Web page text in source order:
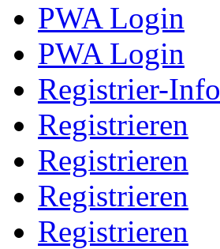
PWA Login
PWA Login
Registrier-Info
Registrieren
Registrieren
Registrieren
Registrieren